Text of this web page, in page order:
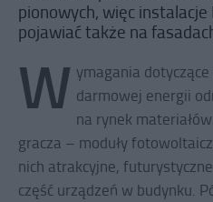
pionowych, więc instalacje
pojawiać także na
W ymagania
darmowej energii
na rynek
gracza – moduły
nich atrakcyjne,
część urządzeń w budynku.